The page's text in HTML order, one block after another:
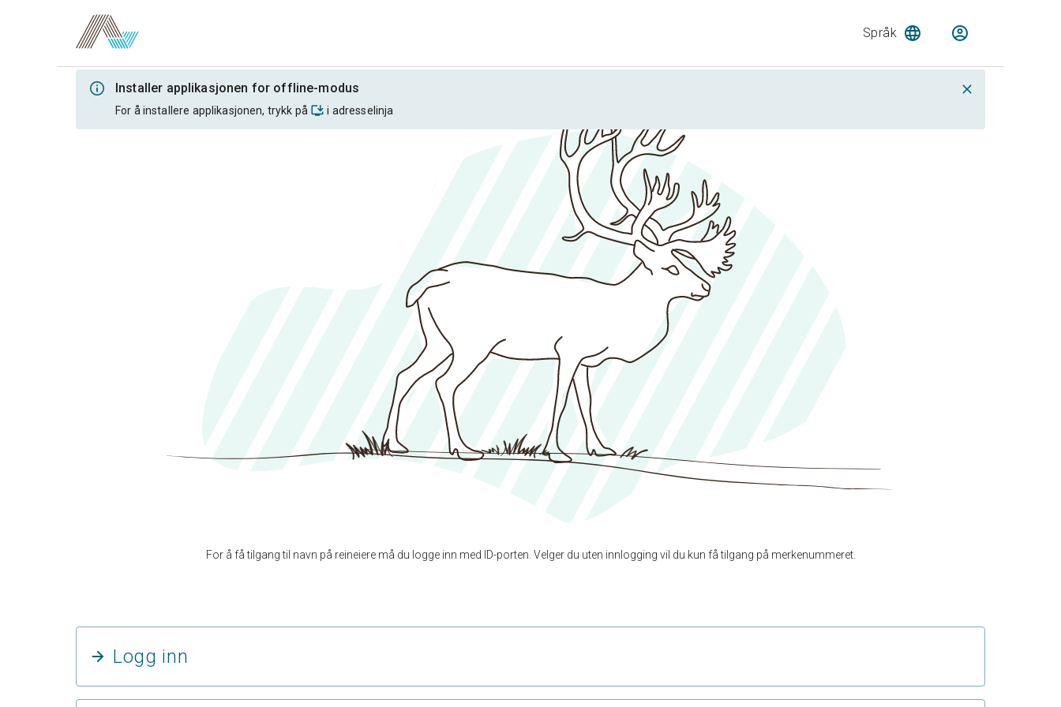
Språk
Installer applikasjonen for offline-modus
For å installere applikasjonen, trykk på i adresselinja
For å få tilgang til navn på reineiere må du logge inn med ID-porten. Velger du uten innlogging vil du kun få tilgang på merkenummeret.
Logg inn